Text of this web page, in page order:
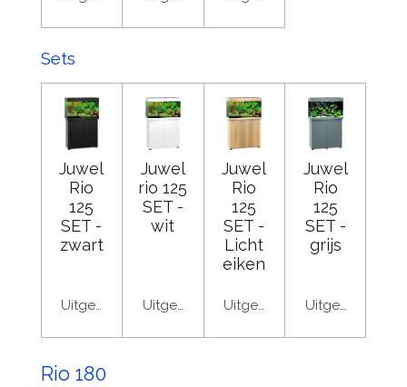
Sets
Juwel
Rio
125
SET -
zwart
Uitgeschakeld
Juwel
rio 125
SET -
wit
Uitgeschakeld
Juwel
Rio
125
SET -
Licht
eiken
Uitgeschakeld
Juwel
Rio
125
SET -
grijs
Uitgeschakeld
Rio 180